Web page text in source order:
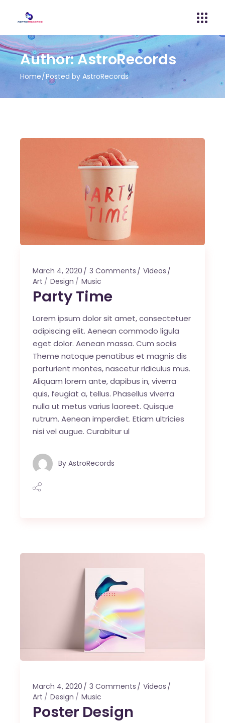
Author: AstroRecords
Home Posted by AstroRecords
March 4, 2020 3 Comments
Videos
Art
Design Music
Party Time
Lorem ipsum dolor sit amet, consectetuer
adipiscing elit. Aenean commodo ligula
eget dolor. Aenean massa. Cum sociis
Theme natoque penatibus et magnis dis
parturient montes, nascetur ridiculus mus.
Aliquam lorem ante, dapibus in, viverra
quis, feugiat a, tellus. Phasellus viverra
nulla ut metus varius laoreet. Quisque
rutrum. Aenean imperdiet. Etiam ultricies
nisi vel augue. Curabitur ul
By AstroRecords
March 4, 2020 3 Comments
Videos
Art
Design Music
Poster Design